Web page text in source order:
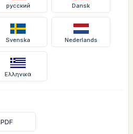
русский Dansk
Svenska Nederlands
Ελληνικά
PDF